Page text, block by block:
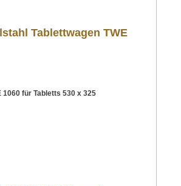
Tablettwagen TWE
1060 für Tabletts 530 x 325